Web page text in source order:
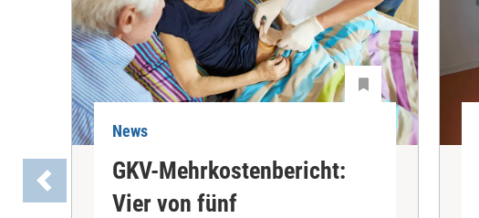
News
GKV-Mehrkostenbericht:
Vier von fünf